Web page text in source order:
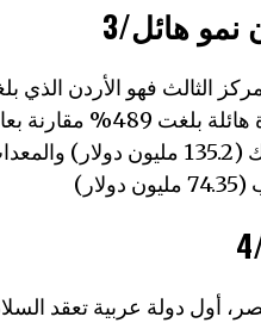
نمو هائل